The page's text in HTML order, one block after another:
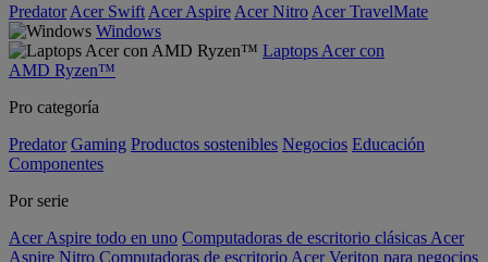
Predator Acer Swift Acer Aspire Acer Nitro Acer TravelMate
Windows
Laptops Acer con
AMD Ryzen™
Pro categoría
Predator Gaming Productos sostenibles Negocios Educación
Componentes
Por serie
Acer Aspire todo en uno Computadoras de escritorio clásicas Acer
Aspire Nitro Computadoras de escritorio Acer Veriton para negocios